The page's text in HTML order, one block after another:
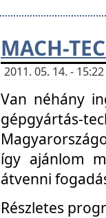
MACH-
2011. 05. 14. -
Van néhány
gépgyártás-
így ajánlom
átvenni
Részletes